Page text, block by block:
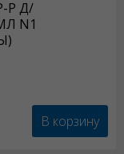
Р Д/
N1
В корзину